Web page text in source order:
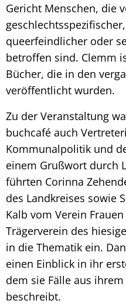
Gericht Menschen, die
queerfeindlicher oder
betroffen sind. Clemm
Bücher, die in den
veröffentlicht wurden.
Zu der Veranstaltung
buchcafé auch
Kommunalpolitik und
einem Grußwort durch
führten Corinna
des Landkreises sowie
Kalb vom Verein
Trägerverein des
in die Thematik ein.
einen Einblick in ihr
dem sie Fälle aus
beschreibt.